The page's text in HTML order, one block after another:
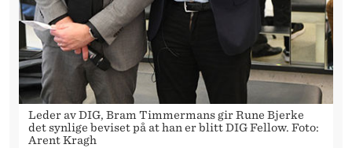
Leder av DIG, Bram Timmermans gir Rune Bjerke
det synlige beviset på at han er blitt DIG Fellow. Foto:
Arent Kragh